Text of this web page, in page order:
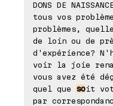
DONS DE
tous vos
problèmes,
de loin ou de
d'expérience?
voir la joie
vous avez été
quel que soit
par